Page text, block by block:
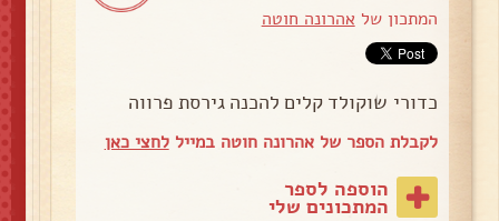
המתכון של אהרונה חוטה
כדורי שוקולד קלים להכנה גירסת פרווה
לקבלת הספר של אהרונה חוטה במייללחצי כאן
הוספה לספר
המתכונים שלי